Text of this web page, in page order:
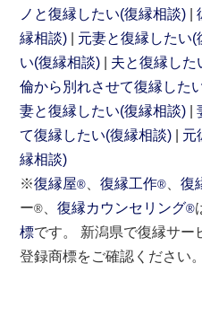
ノと復縁したい(復縁相談)
縁相談)
元妻と復縁したい(
い(復縁相談)
夫と復縁した
倫から別れさせて復縁した
妻と復縁したい(復縁相談)
て復縁したい(復縁相談)
元
縁相談)
※復縁屋® 、復縁工作® 、復
ー® 、復縁カウンセリング®
標です。 新潟県で復縁サー
登録商標をご確認ください。